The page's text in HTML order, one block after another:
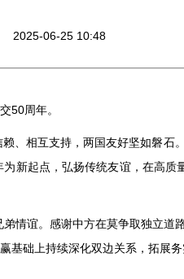
2025-06-25 10:48
50周年。
、相互支持，两国友好坚如磐
新起点，弘扬传统友谊，在高
情谊。感谢中方在莫争取独立
础上持续深化双边关系，拓展